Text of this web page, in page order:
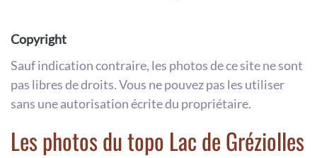
Copyright
Sauf indication contraire, les photos de ce site ne sont
pas libres de droits. Vous ne pouvez pas les utiliser
sans une autorisation écrite du propriétaire.
Les photos du topo Lac de Gréziolles